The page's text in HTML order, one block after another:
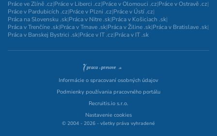
Práce ve Zlíně .cz|Práce v Liberci .cz|Práce v Olomouci .cz|Práce v Ostravě .cz|
Práce v Pardubicích .cz|Práce v Plzni .cz|Práce v Ústí .cz|
Práca na Slovensku .sk|Práca v Nitre .sk|Práca v Košiciach .sk|
Práca v Trenčíne .sk|Práca v Trnave .sk|Práca v Žiline .sk|Práca v Bratislave .sk|
Práca v Banskej Bystrici .sk|Práce v IT .cz|Práca v IT .sk
Informácie o spracovaní osobných údajov
Podmienky používania pracovného portálu
Recruitis.io s.r.o.
Nastavenie cookies
© 2004 - 2026 - všetky práva vyhradené